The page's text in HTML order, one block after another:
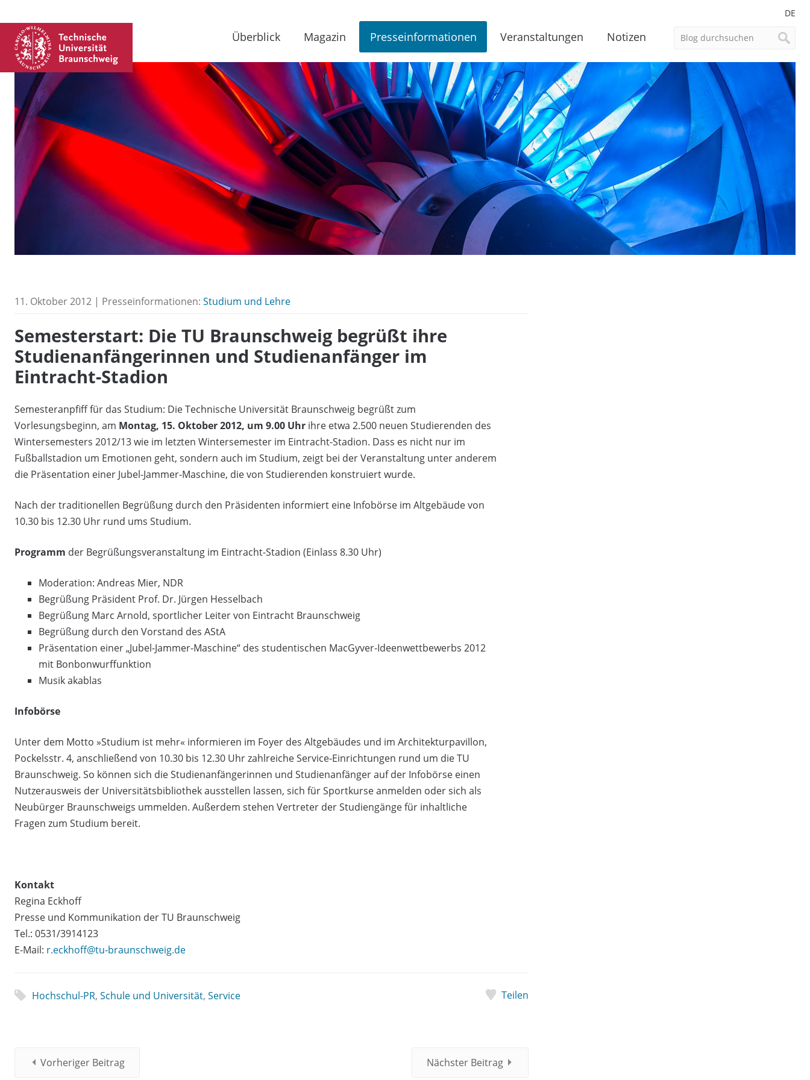
DE
Überblick Magazin Presseinformationen Veranstaltungen Notizen
11. Oktober 2012 | Presseinformationen: Studium und Lehre
Semesterstart: Die TU Braunschweig begrüßt ihre
Studienanfängerinnen und Studienanfänger im
Eintracht-Stadion
Semesteranpfiff für das Studium: Die Technische Universität Braunschweig begrüßt zum
Vorlesungsbeginn, am Montag, 15. Oktober 2012, um 9.00 Uhr ihre etwa 2.500 neuen Studierenden des
Wintersemesters 2012/13 wie im letzten Wintersemester im Eintracht-Stadion. Dass es nicht nur im
Fußballstadion um Emotionen geht, sondern auch im Studium, zeigt bei der Veranstaltung unter anderem
die Präsentation einer Jubel-Jammer-Maschine, die von Studierenden konstruiert wurde.
Nach der traditionellen Begrüßung durch den Präsidenten informiert eine Infobörse im Altgebäude von
10.30 bis 12.30 Uhr rund ums Studium.
Programm der Begrüßungsveranstaltung im Eintracht-Stadion (Einlass 8.30 Uhr)
Moderation: Andreas Mier, NDR
Begrüßung Präsident Prof. Dr. Jürgen Hesselbach
Begrüßung Marc Arnold, sportlicher Leiter von Eintracht Braunschweig
Begrüßung durch den Vorstand des AStA
Präsentation einer „Jubel-Jammer-Maschine“ des studentischen MacGyver-Ideenwettbewerbs 2012
mit Bonbonwurffunktion
Musik akablas
Infobörse
Unter dem Motto »Studium ist mehr« informieren im Foyer des Altgebäudes und im Architekturpavillon,
Pockelsstr. 4, anschließend von 10.30 bis 12.30 Uhr zahlreiche Service-Einrichtungen rund um die TU
Braunschweig. So können sich die Studienanfängerinnen und Studienanfänger auf der Infobörse einen
Nutzerausweis der Universitätsbibliothek ausstellen lassen, sich für Sportkurse anmelden oder sich als
Neubürger Braunschweigs ummelden. Außerdem stehen Vertreter der Studiengänge für inhaltliche
Fragen zum Studium bereit.
Kontakt
Regina Eckhoff
Presse und Kommunikation der TU Braunschweig
Tel.: 0531/3914123
E-Mail: r.eckhoff@tu-braunschweig.de
Hochschul-PR, Schule und Universität, Service Teilen
Vorheriger Beitrag Nächster Beitrag